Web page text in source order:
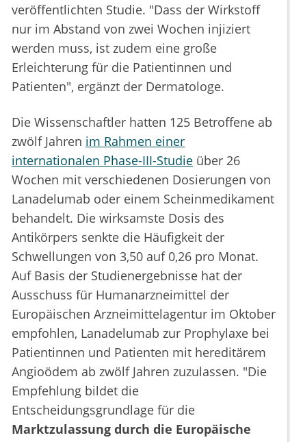
veröffentlichten Studie. "Dass der Wirkstoff
nur im Abstand von zwei Wochen injiziert
werden muss, ist zudem eine große
Erleichterung für die Patientinnen und
Patienten", ergänzt der Dermatologe.
Die Wissenschaftler hatten 125 Betroffene ab
zwölf Jahren im Rahmen einer
internationalen Phase-III-Studie über 26
Wochen mit verschiedenen Dosierungen von
Lanadelumab oder einem Scheinmedikament
behandelt. Die wirksamste Dosis des
Antikörpers senkte die Häufigkeit der
Schwellungen von 3,50 auf 0,26 pro Monat.
Auf Basis der Studienergebnisse hat der
Ausschuss für Humanarzneimittel der
Europäischen Arzneimittelagentur im Oktober
empfohlen, Lanadelumab zur Prophylaxe bei
Patientinnen und Patienten mit hereditärem
Angioödem ab zwölf Jahren zuzulassen. "Die
Empfehlung bildet die
Entscheidungsgrundlage für die
Marktzulassung durch die Europäische